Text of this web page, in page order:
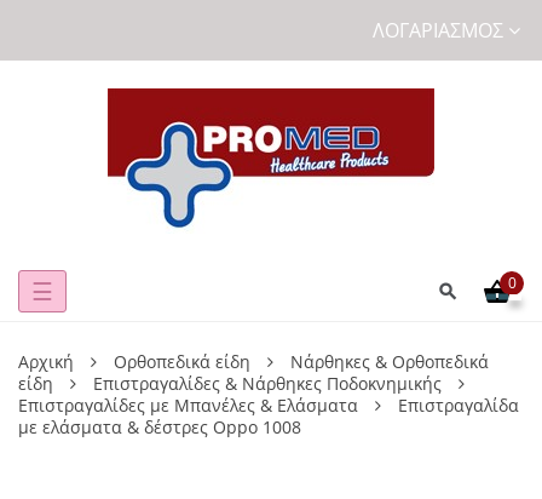
ΛΟΓΑΡΙΑΣΜΌΣ
Toggle
☰ 0
Αρχική Ορθοπεδικά είδη
Νάρθηκες & Ορθοπεδικά
είδη
Επιστραγαλίδες & Νάρθηκες Ποδοκνημικής
Επιστραγαλίδες με Μπανέλες & Ελάσματα
Επιστραγαλίδα
με ελάσματα & δέστρες Oppo 1008